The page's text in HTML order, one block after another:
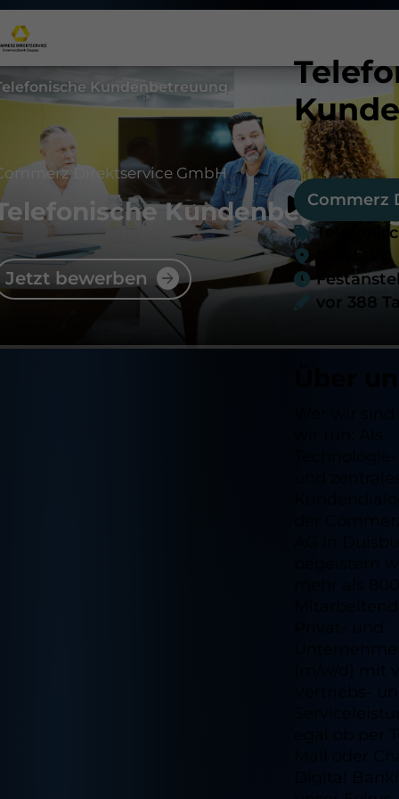
Kundenbetreuung
Direktservice GmbH
Jetzt bewerben
Commerz
Duisburg
vor 388